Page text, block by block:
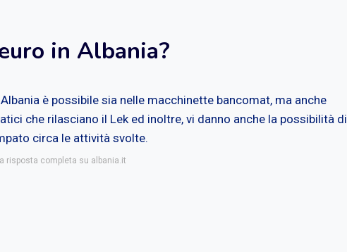
in Albania?
è possibile sia nelle macchinette bancomat, ma anche
che rilasciano il Lek ed inoltre, vi danno anche la possibilità di
circa le attività svolte.
risposta completa su albania.it